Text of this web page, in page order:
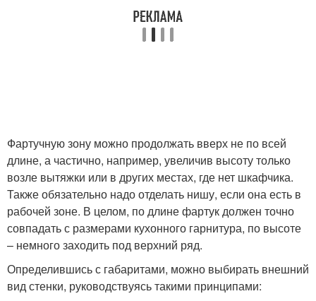
Фартучную зону можно продолжать вверх не по всей
длине, а частично, например, увеличив высоту только
возле вытяжки или в других местах, где нет шкафчика.
Также обязательно надо отделать нишу, если она есть в
рабочей зоне. В целом, по длине фартук должен точно
совпадать с размерами кухонного гарнитура, по высоте
– немного заходить под верхний ряд.
Определившись с габаритами, можно выбирать внешний
вид стенки, руководствуясь такими принципами: